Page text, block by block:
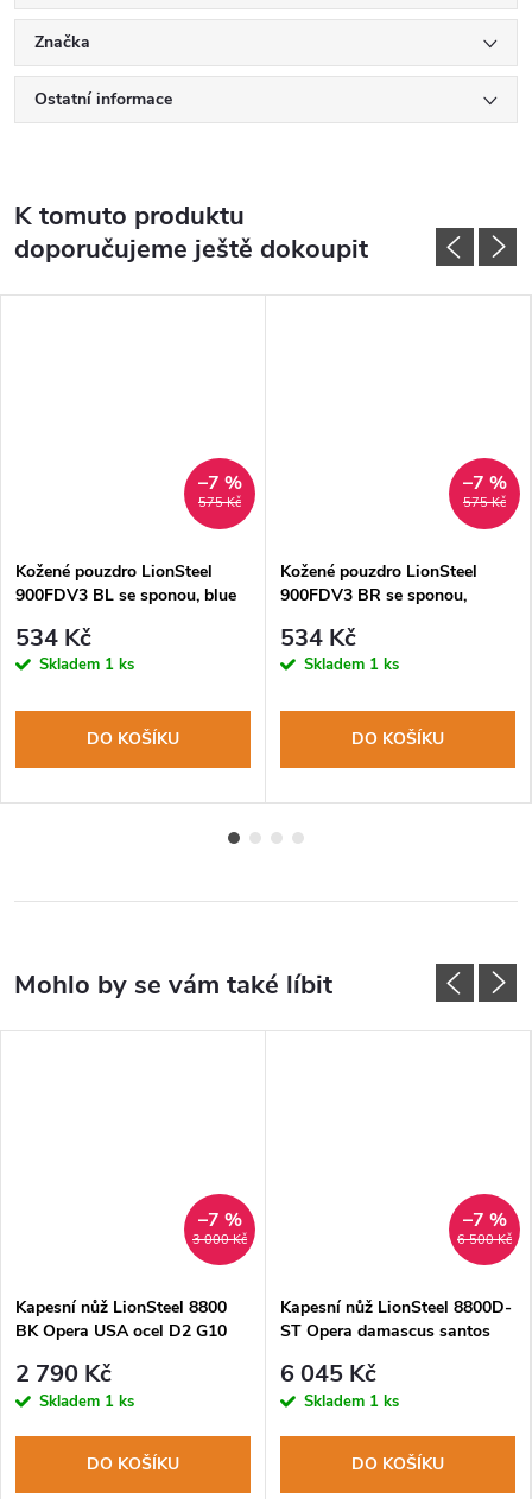
Značka
Ostatní informace
K tomuto produktu
doporučujeme ještě dokoupit
575 Kč
–7 %
Kožené pouzdro LionSteel
900FDV3 BL se sponou, blue
534 Kč
Skladem 1 ks
DO KOŠÍKU
575 Kč
–7 %
Kožené pouzdro LionSteel
900FDV3 BR se sponou,
534 Kč
Skladem 1 ks
DO KOŠÍKU
3 000 Kč
–7 %
Kapesní nůž LionSteel 8800
BK Opera USA ocel D2 G10
2 790 Kč
Skladem 1 ks
DO KOŠÍKU
6 500 Kč
–7 %
Kapesní nůž LionSteel 8800D-
ST Opera damascus santos
6 045 Kč
Skladem 1 ks
DO KOŠÍKU